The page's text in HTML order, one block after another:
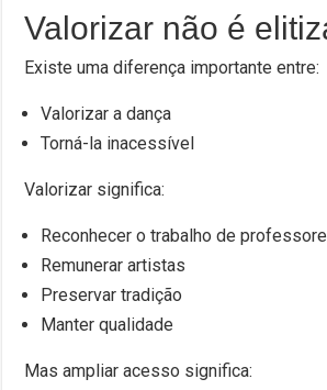
Valorizar não é
Existe uma diferença importante entre:
Valorizar a dança
Torná-la inacessível
Valorizar significa:
Reconhecer o trabalho de
Remunerar artistas
Preservar tradição
Manter qualidade
Mas ampliar acesso significa: